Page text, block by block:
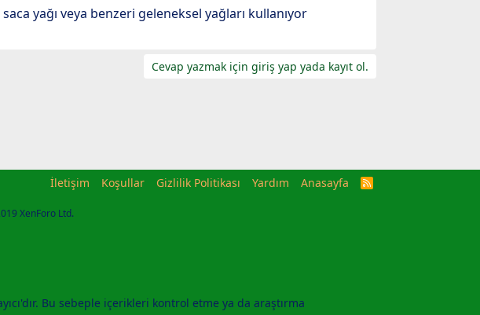
yağı veya benzeri geleneksel yağları kullanıyor
Cevap yazmak için giriş yap yada kayıt ol.
İletişim Koşullar Gizlilik Politikası Yardım Anasayfa
R
XenForo Ltd.
Bu sebeple içerikleri kontrol etme ya da araştırma